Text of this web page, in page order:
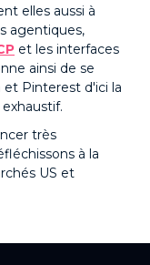
elles aussi à
agentiques,
et les interfaces
ainsi de se
et Pinterest d'ici la
très
à la
US et